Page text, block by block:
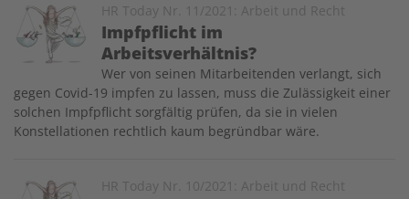
HR Today Nr. 11/2021: Arbeit und Recht
Impfpflicht im
Arbeitsverhältnis?
Image
Wer von seinen Mitarbeitenden verlangt, sich
gegen Covid-19 impfen zu lassen, muss die Zulässigkeit einer
solchen Impfpflicht sorgfältig prüfen, da sie in vielen
Konstellationen rechtlich kaum begründbar wäre.
HR Today Nr. 10/2021: Arbeit und Recht
Image